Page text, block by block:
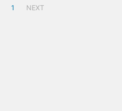
1 NEXT